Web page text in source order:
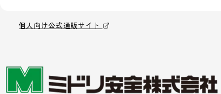
個人向け公式通販サイト